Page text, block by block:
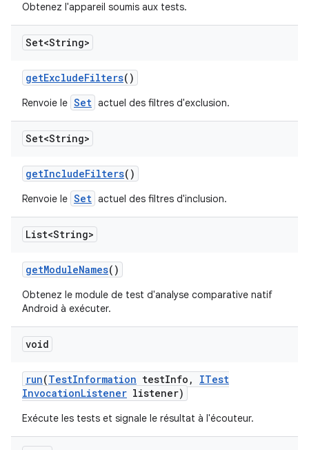
Obtenez l'appareil soumis aux tests.
Set<String>
getExcludeFilters()
Renvoie le Set actuel des filtres d'exclusion.
Set<String>
getIncludeFilters()
Renvoie le Set actuel des filtres d'inclusion.
List<String>
getModuleNames()
Obtenez le module de test d'analyse comparative natif
Android à exécuter.
void
run(TestInformation testInfo ,
ITest
InvocationListener listener)
Exécute les tests et signale le résultat à l'écouteur.